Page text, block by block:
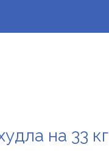
на 33 кг